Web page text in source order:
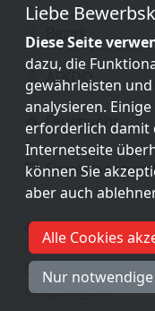
Bezirk
AFKDO
Feuerwehr
Eingetragen
Erfolge
Es wurden noch
eingetragen.
Liebe
Diese Seite
dazu, die
gewährleisten
analysieren.
erforderlich damit
Internetseite
können Sie
aber auch
Alle Cookies
Nur notwendige